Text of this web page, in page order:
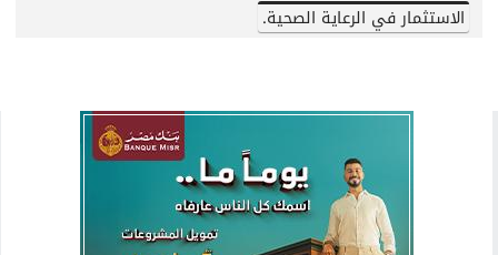
الاستثمار في الرعاية الصحية.